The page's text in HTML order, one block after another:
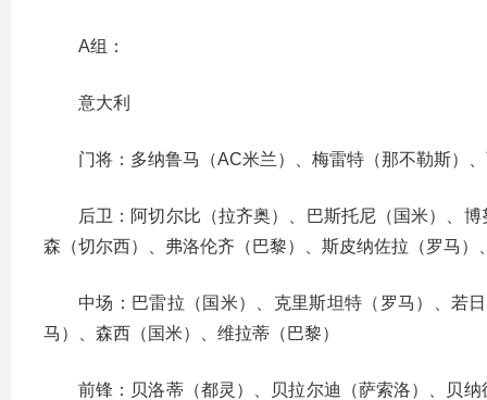
A组：
意大利
门将：多纳鲁马（AC米兰）、梅雷特（那不勒斯）
后卫：阿切尔比（拉齐奥）、巴斯托尼（国米）、
森（切尔西）、弗洛伦齐（巴黎）、斯皮纳佐拉（罗马）
中场：巴雷拉（国米）、克里斯坦特（罗马）、若
马）、森西（国米）、维拉蒂（巴黎）
前锋：贝洛蒂（都灵）、贝拉尔迪（萨索洛）、贝